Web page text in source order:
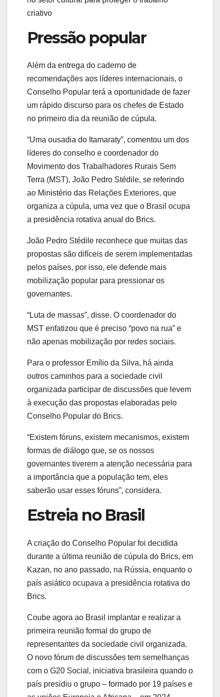
criativo
Pressão popular
Além da entrega do caderno de
recomendações aos líderes internacionais, o
Conselho Popular terá a oportunidade de fazer
um rápido discurso para os chefes de Estado
no primeiro dia da reunião de cúpula.
“Uma ousadia do Itamaraty”, comentou um dos
líderes do conselho e coordenador do
Movimento dos Trabalhadores Rurais Sem
Terra (MST), João Pedro Stédile, se referindo
ao Ministério das Relações Exteriores, que
organiza a cúpula, uma vez que o Brasil ocupa
a presidência rotativa anual do Brics.
João Pedro Stédile reconhece que muitas das
propostas são difíceis de serem implementadas
pelos países, por isso, ele defende mais
mobilização popular para pressionar os
governantes.
“Luta de massas”, disse. O coordenador do
MST enfatizou que é preciso “povo na rua” e
não apenas mobilização por redes sociais.
Para o professor Emílio da Silva, há ainda
outros caminhos para a sociedade civil
organizada participar de discussões que levem
à execução das propostas elaboradas pelo
Conselho Popular do Brics.
“Existem fóruns, existem mecanismos, existem
formas de diálogo que, se os nossos
governantes tiverem a atenção necessária para
a importância que a população tem, eles
saberão usar esses fóruns”, considera.
Estreia no Brasil
A criação do Conselho Popular foi decidida
durante a última reunião de cúpula do Brics, em
Kazan, no ano passado, na Rússia, enquanto o
país asiático ocupava a presidência rotativa do
Brics.
Coube agora ao Brasil implantar e realizar a
primeira reunião formal do grupo de
representantes da sociedade civil organizada.
O novo fórum de discussões tem semelhanças
com o G20 Social, iniciativa brasileira quando o
país presidiu o grupo – formado por 19 países e